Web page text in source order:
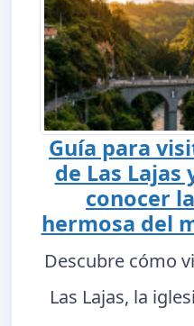
Guía para
de Las Lajas
conocer
hermosa del
Descubre cómo
Las Lajas, la